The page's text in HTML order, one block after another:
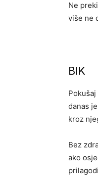
Ne
više ne
BIK
danas
kroz
Bez
ako